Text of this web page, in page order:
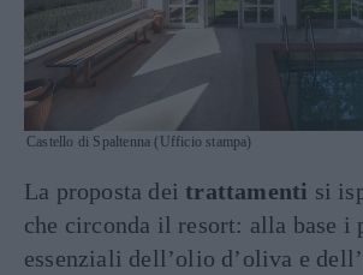
Castello di Spaltenna (Ufficio stampa)
La proposta deitrattamenti si
che circonda il resort: alla base i
essenziali dell’olio d’oliva e